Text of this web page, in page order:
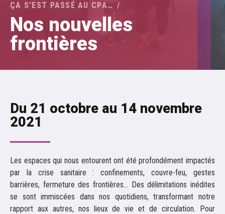
ÇA S’EST PASSÉ AU CPA…
Nos nouvelles
frontières
Du 21 octobre au 14 novembre
2021
Les espaces qui nous entourent ont été profondément impactés
par la crise sanitaire : confinements, couvre-feu, gestes
barrières, fermeture des frontières… Des délimitations inédites
se sont immiscées dans nos quotidiens, transformant notre
rapport aux autres, nos lieux de vie et de circulation. Pour